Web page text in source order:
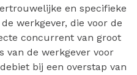
en specifieke
werkgever, die voor de
concurrent van groot
van de werkgever voor
bij een overstap van